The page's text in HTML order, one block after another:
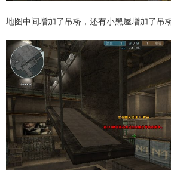
地图中间增加了吊桥，还有小黑屋增加了吊